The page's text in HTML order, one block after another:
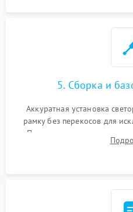
5. Сборка и
Аккуратная установка
рамку без перекосов для
Подключение внутренних
Сброс настроек и